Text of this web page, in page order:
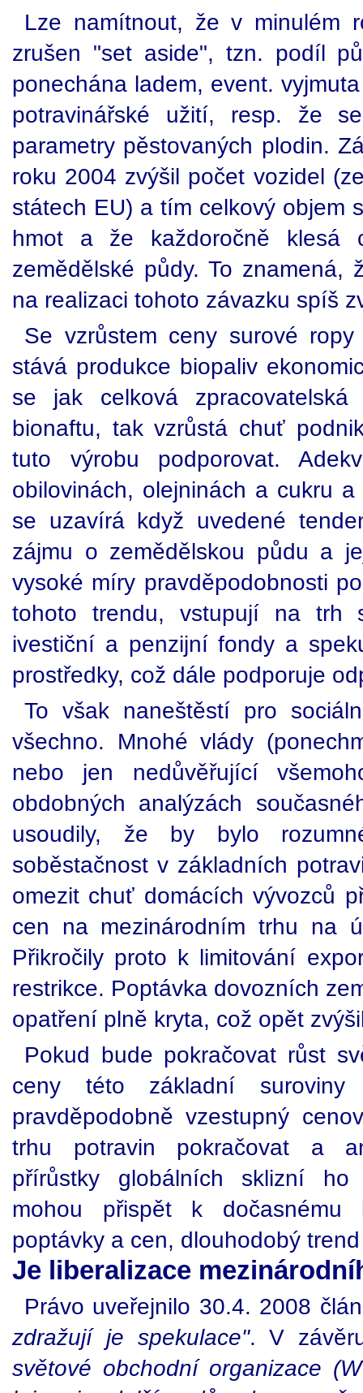
Lze namítnout, že v minulém
zrušen "set aside", tzn. podíl
ponechána ladem, event.
potravinářské užití, resp. že
parametry pěstovaných plodin.
roku 2004 zvýšil počet vozidel
státech EU) a tím celkový objem
hmot a že každoročně klesá
zemědělské půdy. To znamená,
na realizaci tohoto závazku spíš
Se vzrůstem ceny surové
stává produkce biopaliv
se jak celková
bionaftu, tak vzrůstá chuť
tuto výrobu podporovat.
obilovinách, olejninách a cukru
se uzavírá když uvedené
zájmu o zemědělskou půdu a
vysoké míry pravděpodobnosti
tohoto trendu, vstupují na trh
ivestiční a penzijní fondy a
prostředky, což dále podporuje
To však naneštěstí pro
všechno. Mnohé vlády
nebo jen nedůvěřující
obdobných analýzách
usoudily, že by bylo
soběstačnost v základních
omezit chuť domácích vývozců
cen na mezinárodním trhu na
Přikročily proto k limitování
restrikce. Poptávka dovozních
opatření plně kryta, což opět
Pokud bude pokračovat růst
ceny této základní suroviny
pravděpodobně vzestupný
trhu potravin pokračovat a
přírůstky globálních sklizní ho
mohou přispět k dočasnému
poptávky a cen, dlouhodobý
Je liberalizace
Právo uveřejnilo 30.4. 2008
zdražují je spekulace". V
světové obchodní organizace